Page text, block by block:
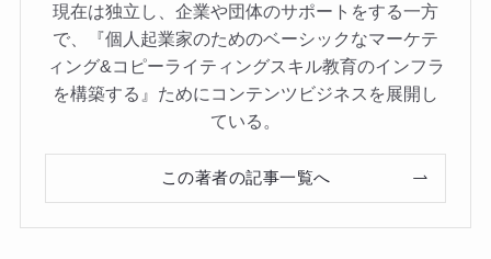
現在は独立し、企業や団体のサポートをする一方
で、『個人起業家のためのベーシックなマーケテ
ィング&コピーライティングスキル教育のインフラ
を構築する』ためにコンテンツビジネスを展開し
ている。
この著者の記事一覧へ